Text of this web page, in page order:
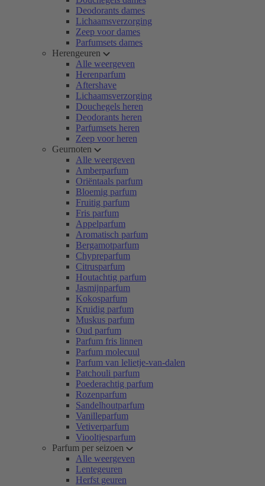
Deodorants dames
Lichaamsverzorging
Zeep voor dames
Parfumsets dames
Herengeuren
Alle weergeven
Herenparfum
Aftershave
Lichaamsverzorging
Douchegels heren
Deodorants heren
Parfumsets heren
Zeep voor heren
Geurnoten
Alle weergeven
Amberparfum
Oriëntaals parfum
Bloemig parfum
Fruitig parfum
Fris parfum
Appelparfum
Aromatisch parfum
Bergamotparfum
Chypreparfum
Citrusparfum
Houtachtig parfum
Jasmijnparfum
Kokosparfum
Kruidig parfum
Muskus parfum
Oud parfum
Parfum fris linnen
Parfum molecuul
Parfum van lelietje-van-dalen
Patchouli parfum
Poederachtig parfum
Rozenparfum
Sandelhoutparfum
Vanilleparfum
Vetiverparfum
Viooltjesparfum
Parfum per seizoen
Alle weergeven
Lentegeuren
Herfst geuren